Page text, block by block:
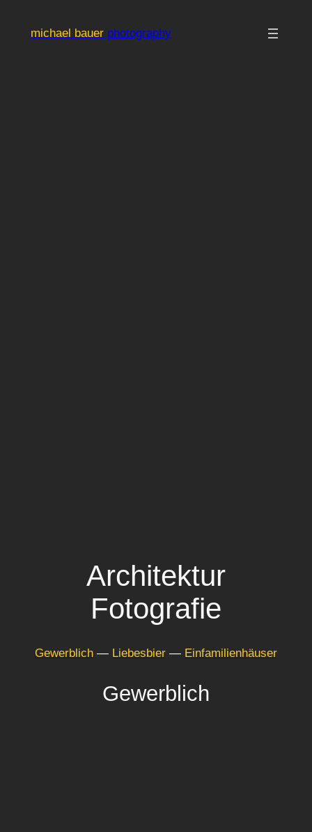
Inhaltmichael bauerphotography
Archi­tektur
Fotografie
Gewerblich — Liebesbier — Einfa­mi­li­en­häuser
Gewerblich